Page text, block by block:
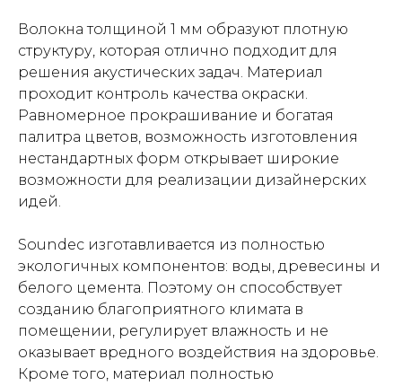
Волокна толщиной 1 мм образуют плотную
структуру, которая отлично подходит для
решения акустических задач. Материал
проходит контроль качества окраски.
Равномерное прокрашивание и богатая
палитра цветов, возможность изготовления
нестандартных форм открывает широкие
возможности для реализации дизайнерских
идей.
Soundec изготавливается из полностью
экологичных компонентов: воды, древесины и
белого цемента. Поэтому он способствует
созданию благоприятного климата в
помещении, регулирует влажность и не
оказывает вредного воздействия на здоровье.
Кроме того, материал полностью